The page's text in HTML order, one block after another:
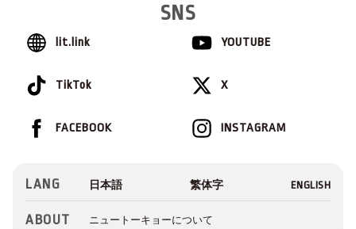
SNS
lit.link YOUTUBE
TikTok X
INSTAGRAM
FACEBOOK
LANG
ABOUT ニュートーキョーについて